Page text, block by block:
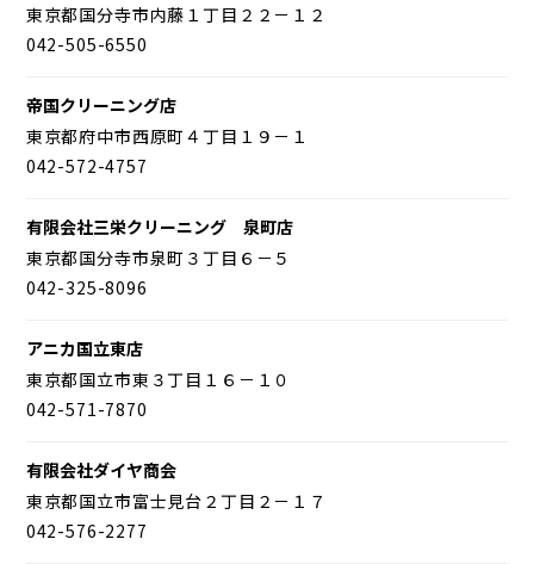
東京都国分寺市内藤１丁目２２－１２
042-505-6550
帝国クリーニング店
東京都府中市西原町４丁目１９－１
042-572-4757
有限会社三栄クリーニング 泉町店
東京都国分寺市泉町３丁目６－５
042-325-8096
アニカ国立東店
東京都国立市東３丁目１６－１０
042-571-7870
有限会社ダイヤ商会
東京都国立市富士見台２丁目２－１７
042-576-2277